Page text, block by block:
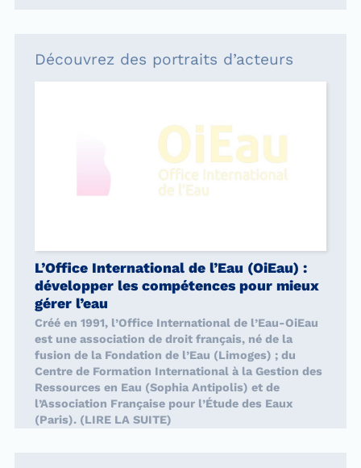
Découvrez des portraits d’acteurs
L’Office International de l’Eau (OiEau) :
développer les compétences pour mieux
gérer l’eau
Créé en 1991, l’Office International de l’Eau-OiEau
est une association de droit français, né de la
fusion de la Fondation de l’Eau (Limoges) ; du
Centre de Formation International à la Gestion des
Ressources en Eau (Sophia Antipolis) et de
l’Association Française pour l’Étude des Eaux
(Paris). (LIRE LA SUITE)